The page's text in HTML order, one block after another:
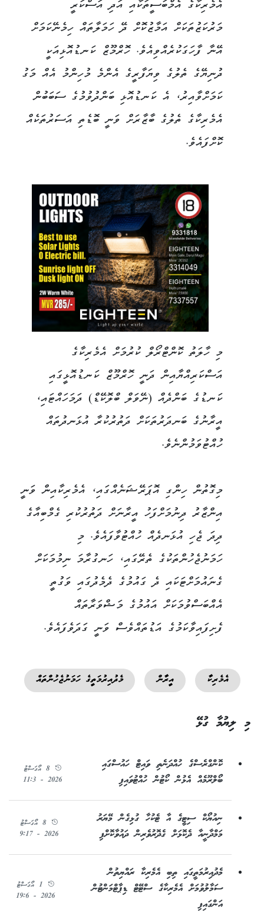
އެމެރިކާގެ އެމްބަސީތަކާއި އަދި އަސްކަރީ
މަރުކަޒުތަކަށް އަމާޒުކޮށް ދޭ ހަމަލާތައް ހިމެނޭކަމަށް
އޭނާ ފާހަގަކުރެއްވިއެވެ. ހޮރްމޫޒް ކަނޑުއޮޅިއަކީ
ދުނިޔޭގެ ތެލުގެ ވިޔަފާރީގެ އެންމެ މުހިންމު އެއް މަގު
ކަމަށްވާއިރު، އެ ކަނޑުއޮޅި ބަންދުވުމުގެ ސަބަބުން
އެމެރިކާގެ ތެލުގެ ބާޒާރަށް ވަނީ ބޮޑެތި އަސަރުތަކެއް
ކޮށްފައެވެ.
މި ހާލަތު ކޮންޓްރޯލް ކުރުމަށް އެމެރިކާގެ
އަސްކަރިއްޔާއިން ދަނީ ހޮރްމޫޒް ކަނޑުއޮޅީގައި
ކަނޑުގެ ބަންދެއް (ނޭވަލް ބްލޮކޭޑް) ދަމަހައްޓައި،
އީރާނުގެ ބަނދަރުތަކަށް ދަތުރުކުރާ އުޅަނދުތައް
ހުއްޓުވަމުންނެވެ.
މިގޮތުން ހިންގި އޮޕަރޭޝަނެއްގައި، އެމެރިކާއިން ވަނީ
އިންޒާރު ދިނުމަށްފަހު އީރާނަށް ދަތުރުކުރި ގެމްބިއާގެ
ދިދަ ޖެހި އުޅަނދެއް ހުއްޓުވާފައެވެ. މި
ހަމަނުޖެހުންތަކުގެ ތެރޭގައި، ހަނގުރާމަ ނިމުމަކަށް
ގެނައުމަށްޓަކައި ދެ ގައުމުގެ ދެމެދުގައި ވަގުތީ
އެއްބަސްވުމަކަށް އައުމުގެ މަޝްވަރާތައް
ފެށިފައިވާކަމުގެ އަޑުތައްވެސް ވަނީ ގަދަވެފައެވެ.
އެމެރިކާ އީރާން މެދުއިރުމަތީގެ ހަމަނުޖެހުންތައް
މި ލިޔުމާ ގުޅޭ
ކޮންގްރެސްގެ ހުއްދަނެތި ވައިޓް ހައުސްގައި
ބޯލްރޫމެއް އެޅުން ކޯޓުން ހުއްޓުވައިފި
8 އޯގަސްޓު
2026 - 11:3
ނިއުޔޯކް ސިޓީގެ އާ ޓެކުހާ ގުޅިގެން މޭޔަރު
މަމްދާނީއާ ދެކޮޅަށް ގެދޮރުވެރިން ދައުވާކޮށްފި
8 އޯގަސްޓު
2026 - 9:17
މެދުއިރުމަތީގައި ތިބި އެމެރިކާ ރައްޔިތުން
ސަމާލުވުމަށް އެމެރިކާގެ ސްޓޭޓް ޑިޕާޓްމަންޓުން
އަންގައިފި
1 އޯގަސްޓު
2026 - 19:6